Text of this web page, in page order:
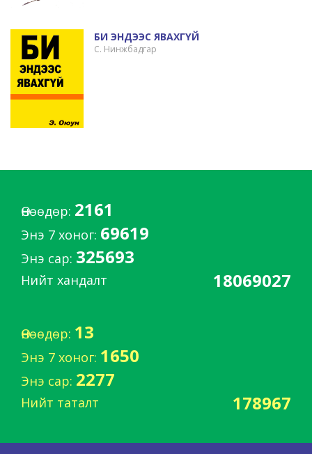
БИ ЭНДЭЭС ЯВАХГҮЙ
С. Нинжбадгар
Өнөөдөр: 2161
Энэ 7 хоног: 69619
Энэ сар: 325693
Нийт хандалт 18069027
Өнөөдөр: 13
Энэ 7 хоног: 1650
Энэ сар: 2277
Нийт таталт 178967